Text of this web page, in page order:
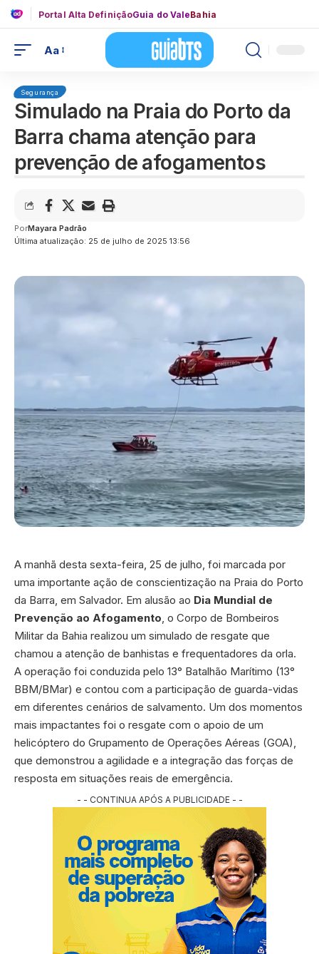
Portal Alta DefiniçãoGuia do ValeBahia
Aa
Segurança
Simulado na Praia do Porto da
Barra chama atenção para
prevenção de afogamentos
Última atualização: 25 de julho de 2025 13:56
PorMayara Padrão
A manhã desta sexta-feira, 25 de julho, foi marcada por
uma importante ação de conscientização na Praia do Porto
da Barra, em Salvador. Em alusão ao Dia Mundial de
Prevenção ao Afogamento, o Corpo de Bombeiros
Militar da Bahia realizou um simulado de resgate que
chamou a atenção de banhistas e frequentadores da orla.
A operação foi conduzida pelo 13° Batalhão Marítimo (13°
BBM/BMar) e contou com a participação de guarda-vidas
em diferentes cenários de salvamento. Um dos momentos
mais impactantes foi o resgate com o apoio de um
helicóptero do Grupamento de Operações Aéreas (GOA),
que demonstrou a agilidade e a integração das forças de
resposta em situações reais de emergência.
- - CONTINUA APÓS A PUBLICIDADE - -